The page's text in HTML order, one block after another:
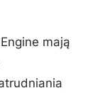
mają